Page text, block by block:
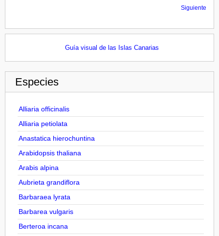
Siguiente
Guía visual de las Islas Canarias
Especies
Alliaria officinalis
Alliaria petiolata
Anastatica hierochuntina
Arabidopsis thaliana
Arabis alpina
Aubrieta grandiflora
Barbaraea lyrata
Barbarea vulgaris
Berteroa incana